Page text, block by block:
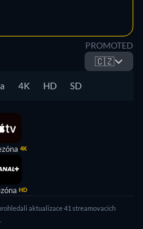
PROMOTED
🇨🇿
4K HD SD
4K
HD
aktualizace 41 streamovacích